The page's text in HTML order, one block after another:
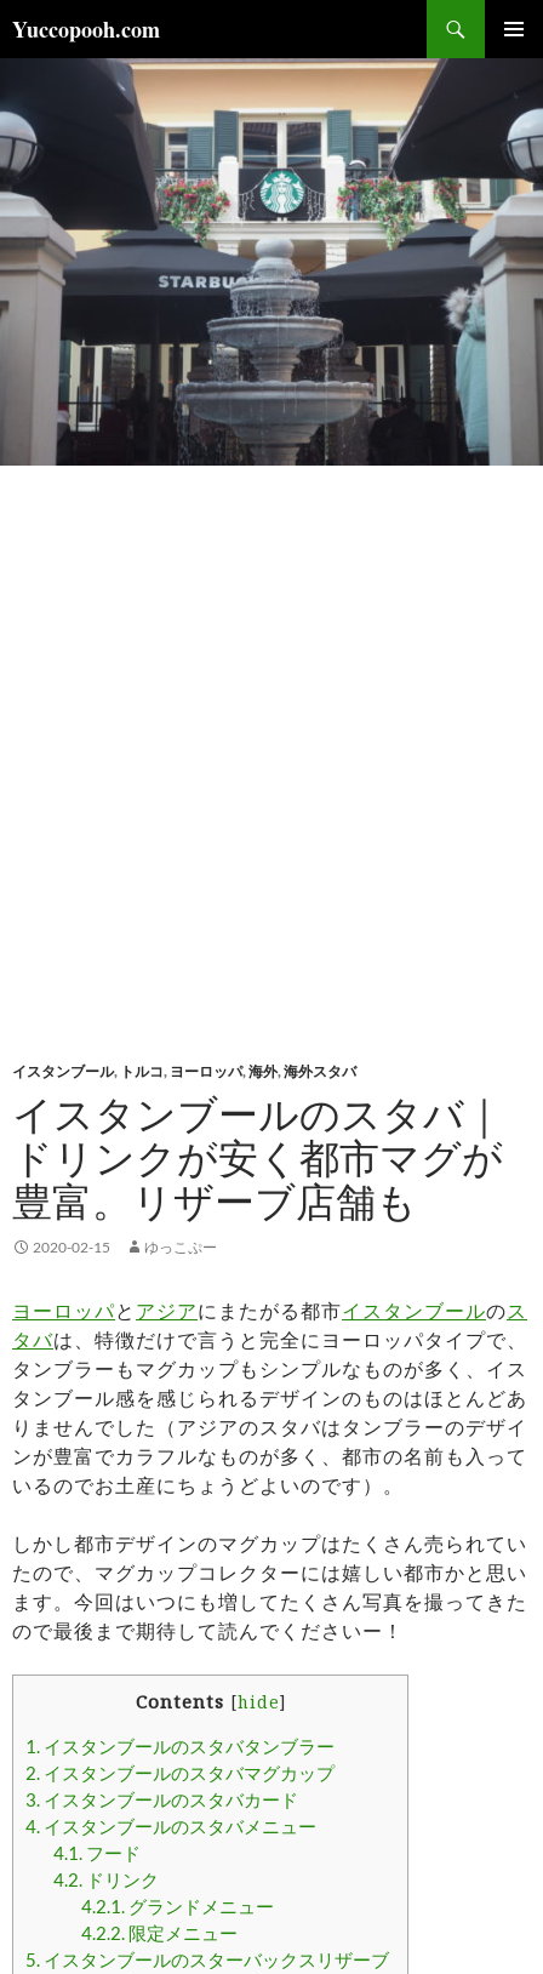
ン
ン
ツ
へ
ス
キ
ッ
プ
Yuccopooh.com
索
イスタンブール, トルコ, ヨーロッパ,海外,海外スタバ
イスタンブールのスタバ｜
ドリンクが安く都市マグが
豊富。リザーブ店舗も
2020-02-15 ゆっこぷー
ヨーロッパと アジアにまたがる都市イスタンブールのス
タバは、特徴だけで言うと完全にヨーロッパタイプで、
タンブラーもマグカップもシンプルなものが多く、イス
タンブール感を感じられるデザインのものはほとんどあ
りませんでした（アジアのスタバはタンブラーのデザイ
ンが豊富でカラフルなものが多く、都市の名前も入って
いるのでお土産にちょうどよいのです）。
しかし都市デザインのマグカップはたくさん売られてい
たので、マグカップコレクターには嬉しい都市かと思い
ます。今回はいつにも増してたくさん写真を撮ってきた
ので最後まで期待して読んでくださいー！
Contents [hide]
1. イスタンブールのスタバタンブラー
2. イスタンブールのスタバマグカップ
3. イスタンブールのスタバカード
4. イスタンブールのスタバメニュー
4.1.フード
4.2.ドリンク
4.2.1.グランドメニュー
4.2.2.限定メニュー
5. イスタンブールのスターバックスリザーブ